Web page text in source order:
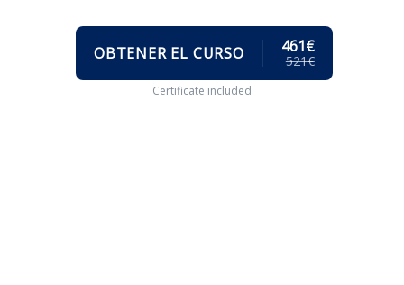
OBTENER EL CURSO 461€
521€
Certificate included